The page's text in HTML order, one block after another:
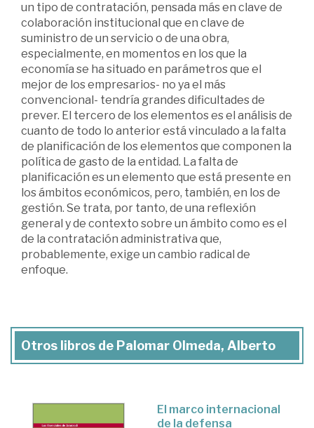
un tipo de contratación, pensada más en clave de
colaboración institucional que en clave de
suministro de un servicio o de una obra,
especialmente, en momentos en los que la
economía se ha situado en parámetros que el
mejor de los empresarios- no ya el más
convencional- tendría grandes dificultades de
prever. El tercero de los elementos es el análisis de
cuanto de todo lo anterior está vinculado a la falta
de planificación de los elementos que componen la
política de gasto de la entidad. La falta de
planificación es un elemento que está presente en
los ámbitos económicos, pero, también, en los de
gestión. Se trata, por tanto, de una reflexión
general y de contexto sobre un ámbito como es el
de la contratación administrativa que,
probablemente, exige un cambio radical de
enfoque.
Otros libros de Palomar Olmeda, Alberto
El marco internacional
de la defensa